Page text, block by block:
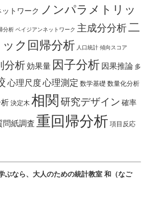
トワーク
ノンパラメトリッ
分析 ベイジアンネットワーク 主成分分析二
ク回帰分析 人口統計 傾向スコア
分析効果量 因子分析 因果推論 多
心理尺度心理測定 数学基礎 数量化分析
決定木 相関 研究デザイン 確率
問紙調査 重回帰分析 項目反応
ぶなら、大人のための統計教室 和（なご